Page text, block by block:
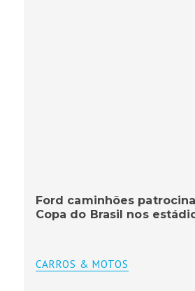
Ford caminhões
Copa do Brasil nos
CARROS & MOTOS